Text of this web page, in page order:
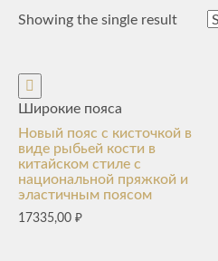
Showing the single result
Широкие пояса
Новый пояс с кисточкой в
виде рыбьей кости в
китайском стиле с
национальной пряжкой и
эластичным поясом
17335,00 ₽